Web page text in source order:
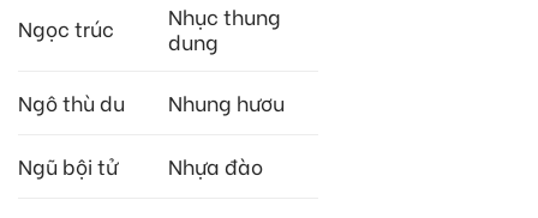
Ngọc trúc
Nhục thung
dung
Ngô thù du Nhung hươu
Ngũ bội tử Nhựa đào